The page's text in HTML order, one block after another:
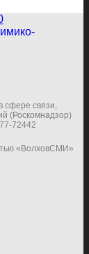
сфере связи,
(Роскомнадзор)
72442
«ВолховСМИ»